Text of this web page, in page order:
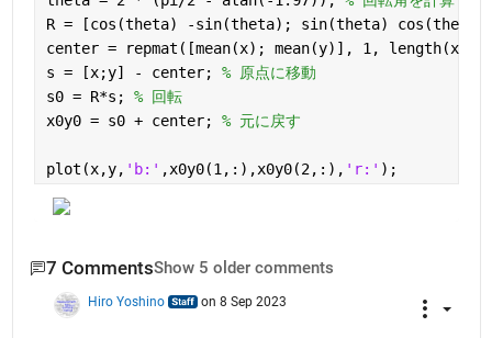
R = [cos(theta) -sin(theta); sin(theta)
center = repmat([mean(x); mean(y)], 1,
s = [x;y] - center; % 原点に移動
s0 = R*s; % 回転
x0y0 = s0 + center; % 元に戻す
plot(x,y, 'b:' ,x0y0(1,:),x0y0(2,:), 'r:' );
7 CommentsShow 5 older comments
Hiro Yoshino on 8 Sep 2023